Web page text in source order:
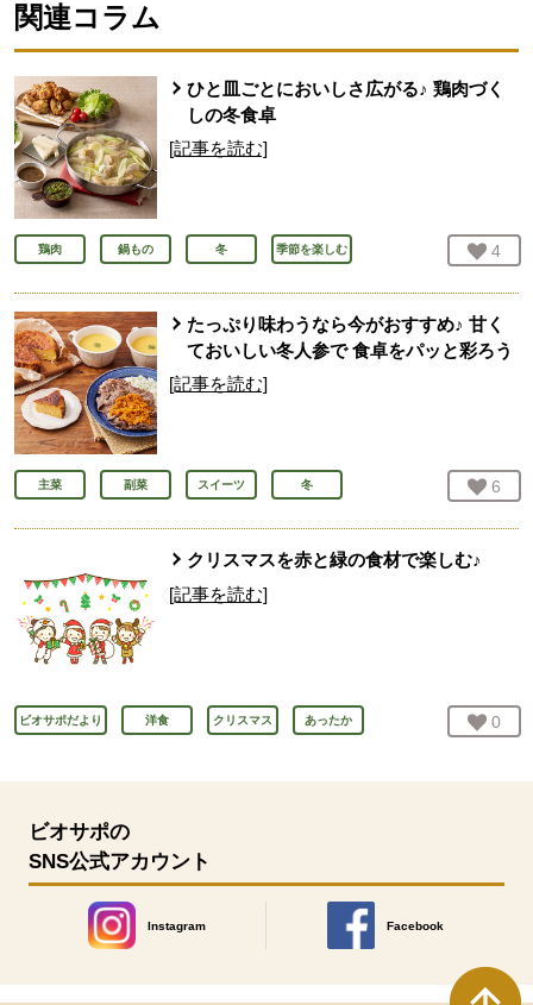
関連コラム
ひと皿ごとにおいしさ広がる♪ 鶏肉づく
しの冬食卓
[記事を読む]
鶏肉 鍋もの 冬 季節を楽しむ お気
4
たっぷり味わうなら今がおすすめ♪ 甘く
ておいしい冬人参で 食卓をパッと彩ろう
[記事を読む]
主菜 副菜 スイーツ 冬 お気
6
クリスマスを赤と緑の食材で楽しむ♪
[記事を読む]
ビオサポだより 洋食 クリスマス あったか お気
0
ビオサポの
SNS公式アカウント
Instagram
別のウィンドウで開きます。
Facebook
別のウィンドウで開きます